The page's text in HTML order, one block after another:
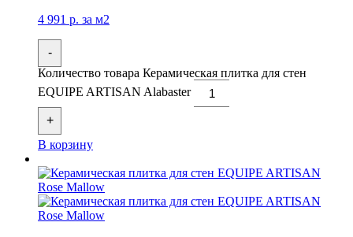
4 991 р. за м2
-
Количество товара Керамическая плитка для стен
EQUIPE ARTISAN Alabaster
+
В корзину